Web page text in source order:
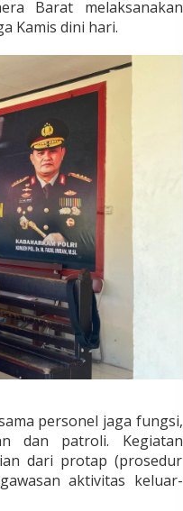
Barat melaksanakan
Kamis dini hari.
personel jaga fungsi,
dan patroli. Kegiatan
dari protap (prosedur
aktivitas keluar-